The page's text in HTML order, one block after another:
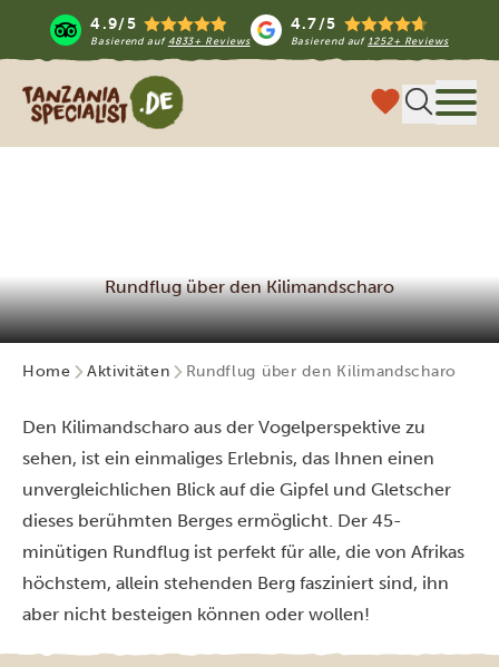
4.9/5
Basierend auf 4833+ Reviews
4.7/5
Basierend auf1252+ Reviews
Tanzania Specialist
Rundflug über den Kilimandscharo
Home Aktivitäten Rundflug über den Kilimandscharo
Den Kilimandscharo aus der Vogelperspektive zu
sehen, ist ein einmaliges Erlebnis, das Ihnen einen
unvergleichlichen Blick auf die Gipfel und Gletscher
dieses berühmten Berges ermöglicht. Der 45-
minütigen Rundflug ist perfekt für alle, die von Afrikas
höchstem, allein stehenden Berg fasziniert sind, ihn
aber nicht besteigen können oder wollen!